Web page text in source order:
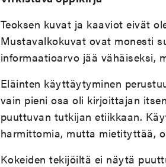
Teoksen kuvat ja kaaviot eivät
Mustavalkokuvat ovat monesti
informaatioarvo jää vähäiseksi,
Eläinten käyttäytyminen
vain pieni osa oli kirjoittajan
puuttuvan tutkijan etiikkaan.
harmittomia, mutta mietityttää,
Kokeiden tekijöiltä ei näytä